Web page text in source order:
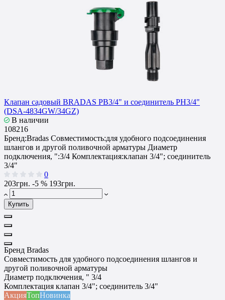
Клапан садовый BRADAS РВ3/4" и соединитель РН3/4"
(DSA-4834GW/34GZ)
В наличии
108216
Бренд:Bradas Совместимость:для удобного подсоединения
шлангов и другой поливочной арматуры Диаметр
подключения, ":3/4 Комплектация:клапан 3/4"; соединитель
3/4"
0
203грн. -5 % 193грн.
Купить
Бренд Bradas
Совместимость для удобного подсоединения шлангов и
другой поливочной арматуры
Диаметр подключения, " 3/4
Комплектация клапан 3/4"; соединитель 3/4"
АкцияТопНовинка